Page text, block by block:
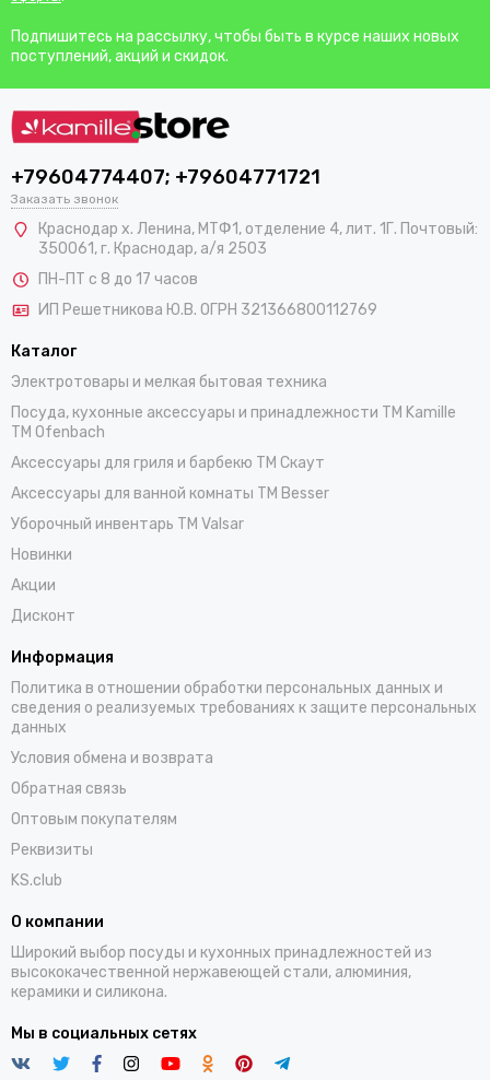
Подпишитесь на рассылку, чтобы быть в курсе наших новых
поступлений, акций и скидок.
+79604774407; +79604771721
Заказать звонок
Краснодар х. Ленина, МТФ1, отделение 4, лит. 1Г. Почтовый:
350061, г. Краснодар, а/я 2503
ПН-ПТ с 8 до 17 часов
ИП Решетникова Ю.В. ОГРН 321366800112769
Каталог
Электротовары и мелкая бытовая техника
Посуда, кухонные аксессуары и принадлежности TM Kamille
TM Ofenbach
Аксессуары для гриля и барбекю TM Скаут
Аксессуары для ванной комнаты TM Besser
Уборочный инвентарь TM Valsar
Новинки
Акции
Дисконт
Информация
Политика в отношении обработки персональных данных и
сведения о реализуемых требованиях к защите персональных
данных
Условия обмена и возврата
Обратная связь
Оптовым покупателям
Реквизиты
KS.club
О компании
Широкий выбор посуды и кухонных принадлежностей из
высококачественной нержавеющей стали, алюминия,
керамики и силикона.
Мы в социальных сетях